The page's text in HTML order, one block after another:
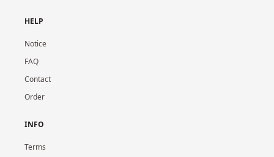
HELP
Notice
FAQ
Contact
Order
INFO
Terms